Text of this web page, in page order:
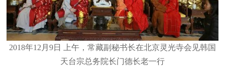
2018年12月9日 上午，常藏副秘书长在北京灵光寺会见韩国
天台宗总务院长门德长老一行